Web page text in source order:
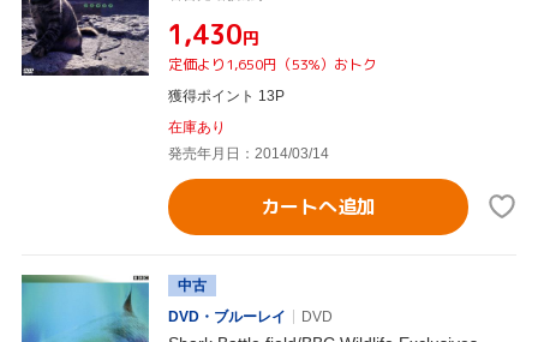
¥1,430円
定価より1,650円（53%）おトク
獲得ポイント 13P
在庫あり
発売年月日：2014/03/14
カートへ追加
中古
DVD・ブルーレイ
DVD